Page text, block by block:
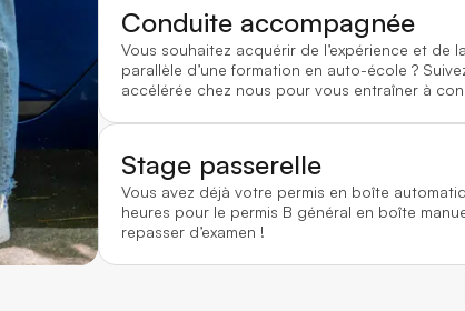
Conduite accompagnée
Vous souhaitez acquérir de l’expérience et de
parallèle d’une formation en auto-école ?
accélérée chez nous pour vous entraîner à
Stage passerelle
Vous avez déjà votre permis en boîte
heures pour le permis B général en boîte
repasser d’examen !